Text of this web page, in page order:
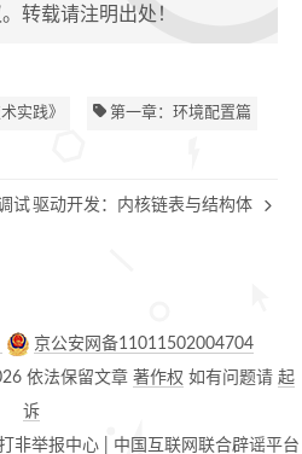
转载请注明出处！
实践》 第一章：环境配置篇
试驱动开发：内核链表与结构体
京公安网备11011502004704
依法保留文章 著作权 如有问题请 起
诉
非举报中心 中国互联网联合辟谣平台